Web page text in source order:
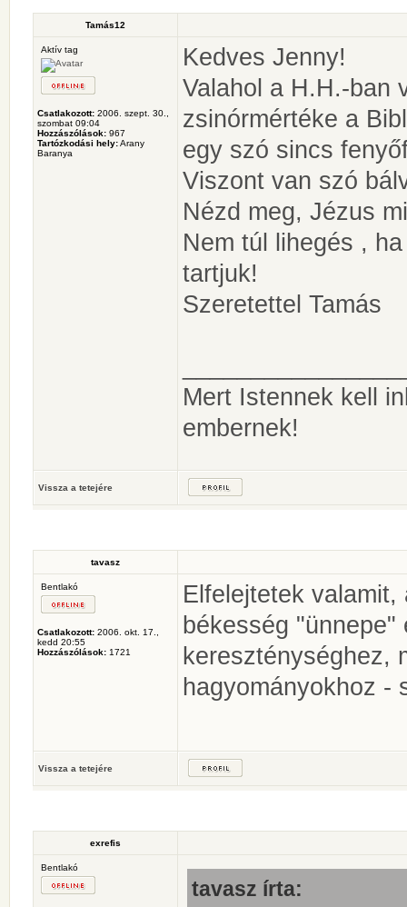
Tamás12
Aktív tag
Csatlakozott: 2006. szept. 30.,
szombat 09:04
Hozzászólások: 967
Tartózkodási hely:Arany
Baranya
Kedves Jenny!
Valahol a H.H.-ban
zsinórmértéke a
egy szó sincs
Viszont van szó
Nézd meg, Jézus
Nem túl lihegés ,
tartjuk!
Szeretettel Tamás
Mert Istennek kell
embernek!
Vissza a tetejére
tavasz
Bentlakó
Csatlakozott: 2006. okt. 17.,
kedd 20:55
Hozzászólások: 1721
Elfelejtetek
békesség
kereszténységhez,
hagyományokhoz -
Vissza a tetejére
exrefis
Bentlakó
tavasz írta: